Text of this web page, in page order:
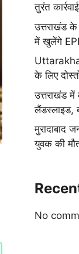
तुरंत कार्रवाई
उत्तराखंड के
में खुलेंगे
के लिए
उत्तराखंड में
लैंडस्लाइड,
मुरादाबाद
युवक की
No